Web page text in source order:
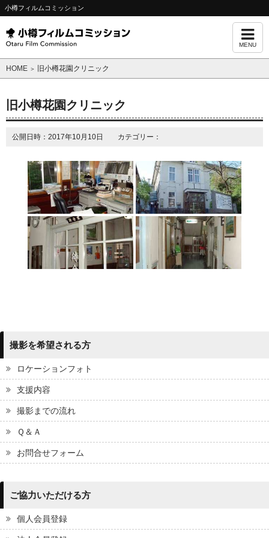
小樽フィルムコミッション
MENU
HOME ＞ 旧小樽花園クリニック
旧小樽花園クリニック
公開日時：2017年10月10日 カテゴリー：
撮影を希望される方
ロケーションフォト
支援内容
撮影までの流れ
Ｑ＆Ａ
お問合せフォーム
ご協力いただける方
個人会員登録